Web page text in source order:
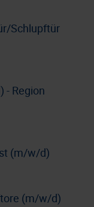
Schlupftür
- Region
(m/w/d)
(m/w/d)